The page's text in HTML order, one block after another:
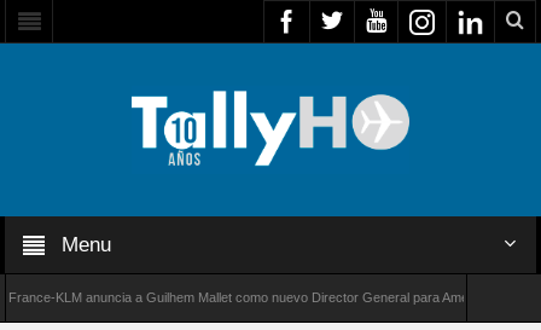
Menu
KLM anuncia a Guilhem Mallet como nuevo Director General para América Latina